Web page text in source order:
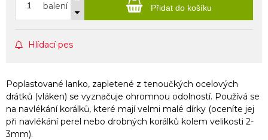
balení Přidat do košíku
Hlídací pes
Poplastované lanko, zapletené z tenoučkých ocelových
drátků (vláken) se vyznačuje ohromnou odolností. Používá se
na navlékání korálků, které mají velmi malé dírky (oceníte jej
při navlékání perel nebo drobných korálků kolem velikosti 2-
3mm).